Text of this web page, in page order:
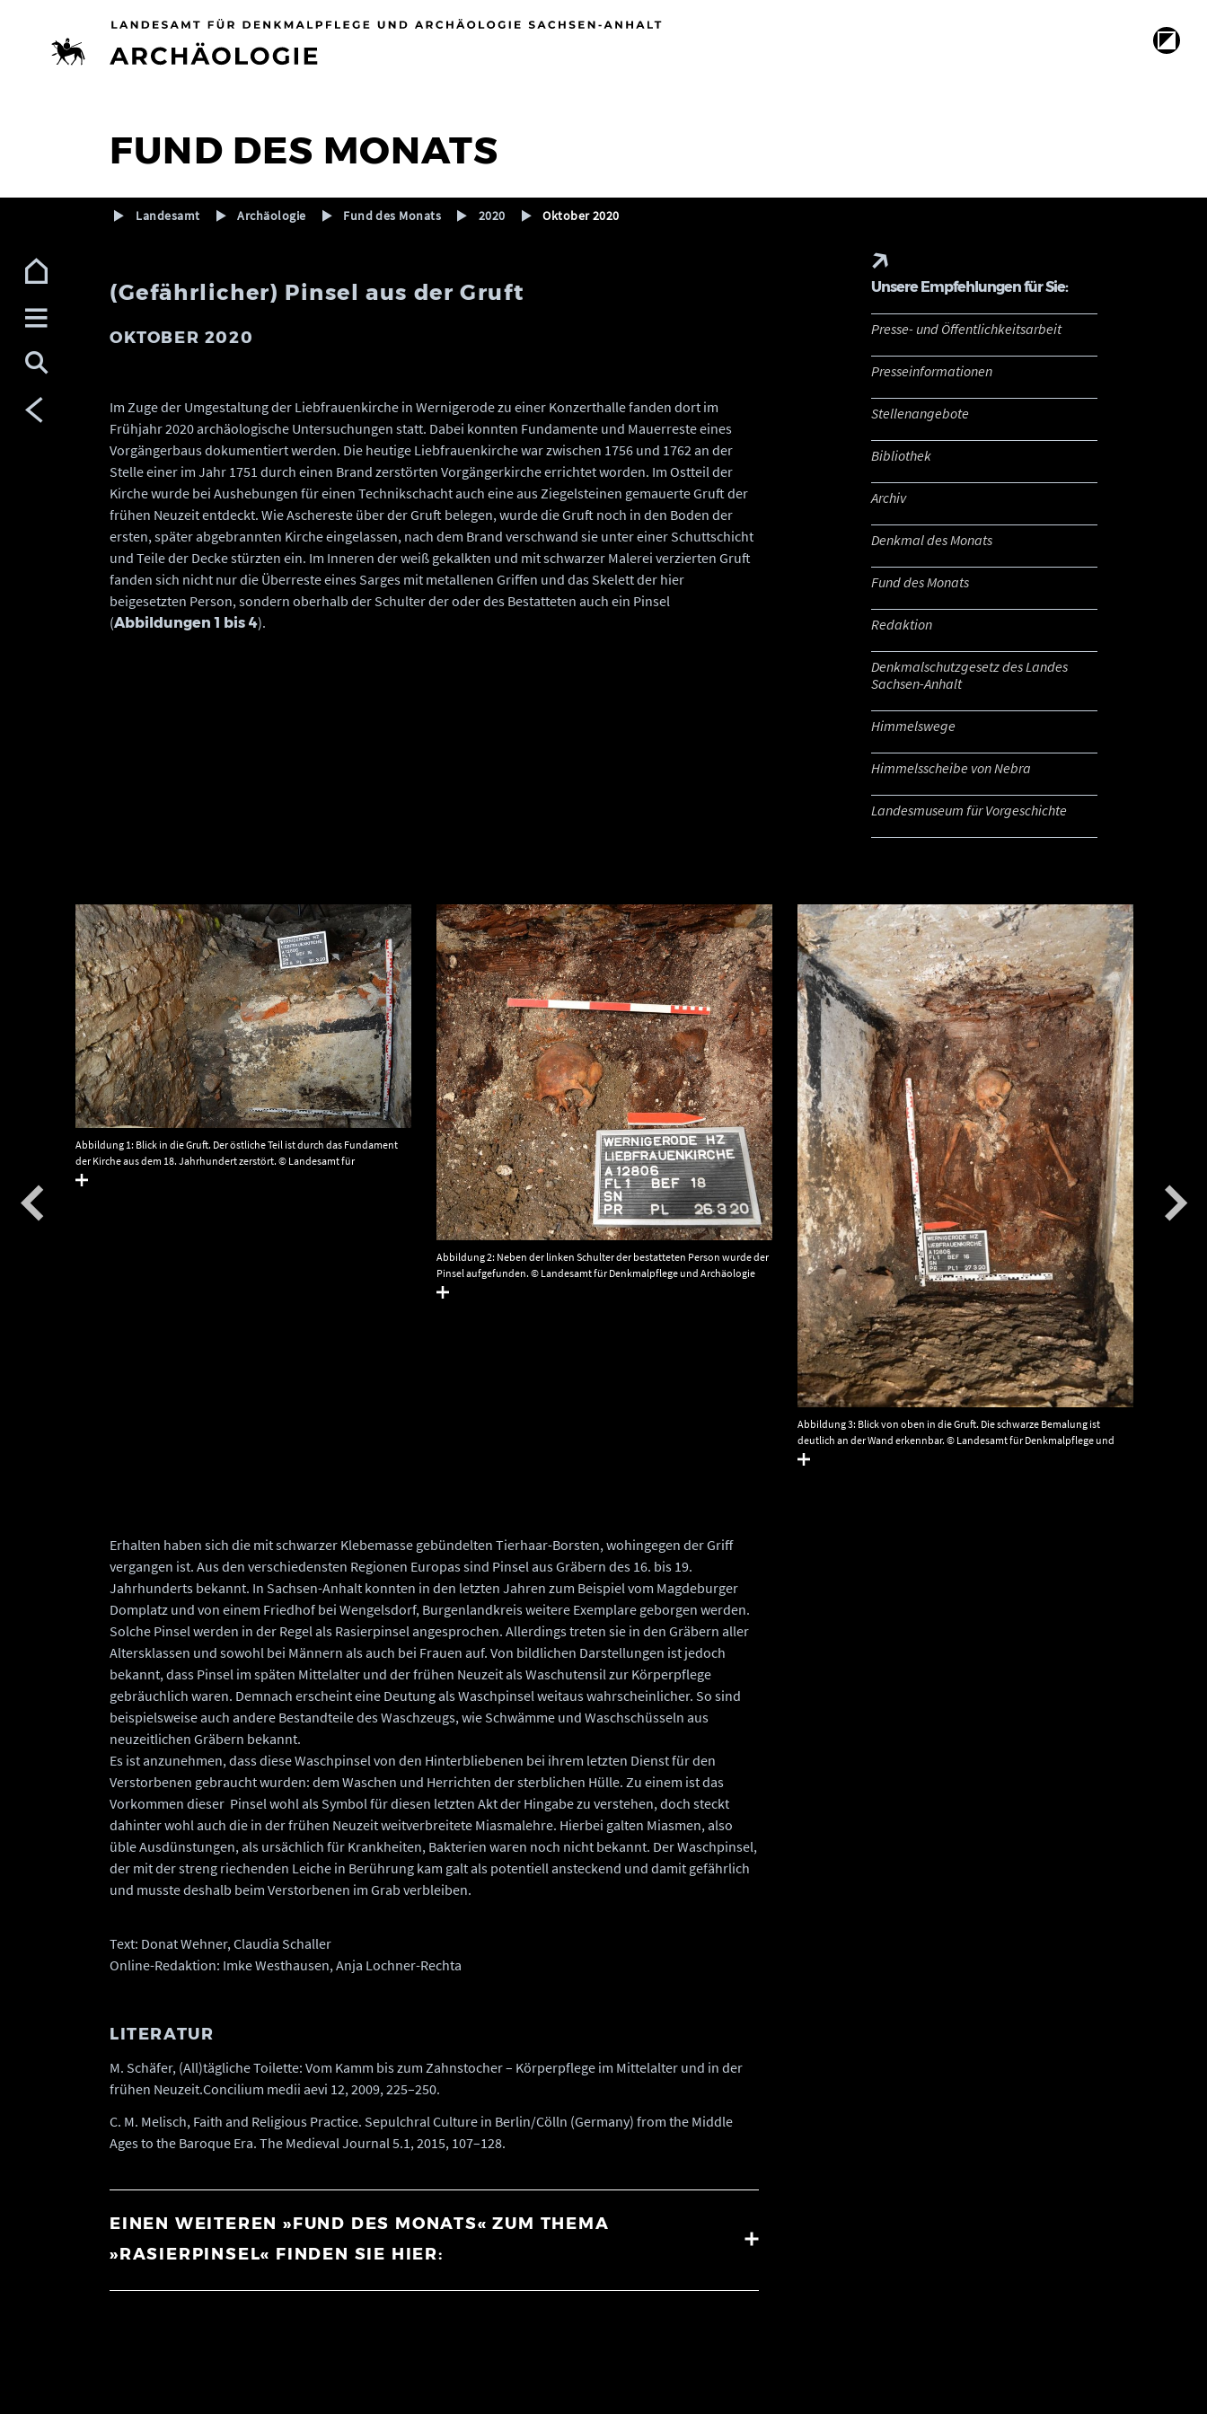
FUND DES MONATS
Landesamt Archäologie Fund des Monats 2020 Oktober 2020
(Gefährlicher) Pinsel aus der Gruft
OKTOBER 2020
Im Zuge der Umgestaltung der Liebfrauenkirche in Wernigerode zu einer Konzerthalle fanden dort im
Frühjahr 2020 archäologische Untersuchungen statt. Dabei konnten Fundamente und Mauerreste eines
Vorgängerbaus dokumentiert werden. Die heutige Liebfrauenkirche war zwischen 1756 und 1762 an der
Stelle einer im Jahr 1751 durch einen Brand zerstörten Vorgängerkirche errichtet worden. Im Ostteil der
Kirche wurde bei Aushebungen für einen Technikschacht auch eine aus Ziegelsteinen gemauerte Gruft der
frühen Neuzeit entdeckt. Wie Aschereste über der Gruft belegen, wurde die Gruft noch in den Boden der
ersten, später abgebrannten Kirche eingelassen, nach dem Brand verschwand sie unter einer Schuttschicht
und Teile der Decke stürzten ein. Im Inneren der weiß gekalkten und mit schwarzer Malerei verzierten Gruft
fanden sich nicht nur die Überreste eines Sarges mit metallenen Griffen und das Skelett der hier
beigesetzten Person, sondern oberhalb der Schulter der oder des Bestatteten auch ein Pinsel
(Abbildungen 1 bis 4).
Unsere Empfehlungen für Sie:
Presse- und Öffentlichkeitsarbeit
Presseinformationen
Stellenangebote
Bibliothek
Archiv
Denkmal des Monats
Fund des Monats
Redaktion
Denkmalschutzgesetz des Landes
Sachsen-Anhalt
Himmelswege
Himmelsscheibe von Nebra
Landesmuseum für Vorgeschichte
Abbildung 1: Blick in die Gruft. Der östliche Teil ist durch das Fundament
der Kirche aus dem 18. Jahrhundert zerstört. © Landesamt für
Denkmalpflege und Archäologie Sachsen-Anhalt.
Abbildung 2: Neben der linken Schulter der bestatteten Person wurde der
Pinsel aufgefunden. © Landesamt für Denkmalpflege und Archäologie
Sachsen-Anhalt.
Abbildung 3: Blick von oben in die Gruft. Die schwarze Bemalung ist
deutlich an der Wand erkennbar. © Landesamt für Denkmalpflege und
Archäologie Sachsen-Anhalt.
Erhalten haben sich die mit schwarzer Klebemasse gebündelten Tierhaar-Borsten, wohingegen der Griff
vergangen ist. Aus den verschiedensten Regionen Europas sind Pinsel aus Gräbern des 16. bis 19.
Jahrhunderts bekannt. In Sachsen-Anhalt konnten in den letzten Jahren zum Beispiel vom Magdeburger
Domplatz und von einem Friedhof bei Wengelsdorf, Burgenlandkreis weitere Exemplare geborgen werden.
Solche Pinsel werden in der Regel als Rasierpinsel angesprochen. Allerdings treten sie in den Gräbern aller
Altersklassen und sowohl bei Männern als auch bei Frauen auf. Von bildlichen Darstellungen ist jedoch
bekannt, dass Pinsel im späten Mittelalter und der frühen Neuzeit als Waschutensil zur Körperpflege
gebräuchlich waren. Demnach erscheint eine Deutung als Waschpinsel weitaus wahrscheinlicher. So sind
beispielsweise auch andere Bestandteile des Waschzeugs, wie Schwämme und Waschschüsseln aus
neuzeitlichen Gräbern bekannt.
Es ist anzunehmen, dass diese Waschpinsel von den Hinterbliebenen bei ihrem letzten Dienst für den
Verstorbenen gebraucht wurden: dem Waschen und Herrichten der sterblichen Hülle. Zu einem ist das
Vorkommen dieser Pinsel wohl als Symbol für diesen letzten Akt der Hingabe zu verstehen, doch steckt
dahinter wohl auch die in der frühen Neuzeit weitverbreitete Miasmalehre. Hierbei galten Miasmen, also
üble Ausdünstungen, als ursächlich für Krankheiten, Bakterien waren noch nicht bekannt. Der Waschpinsel,
der mit der streng riechenden Leiche in Berührung kam galt als potentiell ansteckend und damit gefährlich
und musste deshalb beim Verstorbenen im Grab verbleiben.
Text: Donat Wehner, Claudia Schaller
Online-Redaktion: Imke Westhausen, Anja Lochner-Rechta
LITERATUR
M. Schäfer, (All)tägliche Toilette: Vom Kamm bis zum Zahnstocher – Körperpflege im Mittelalter und in der
frühen Neuzeit.Concilium medii aevi 12, 2009, 225–250.
C. M. Melisch, Faith and Religious Practice. Sepulchral Culture in Berlin/Cölln (Germany) from the Middle
Ages to the Baroque Era. The Medieval Journal 5.1, 2015, 107–128.
EINEN WEITEREN »FUND DES MONATS« ZUM THEMA
»RASIERPINSEL« FINDEN SIE HIER: